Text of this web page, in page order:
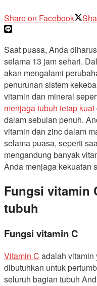
Share on Facebook
Saat puasa, Anda
selama 13 jam sehari.
akan mengalami
penurunan sistem
vitamin dan mineral
menjaga tubuh tetap kuat
dalam sebulan penuh.
vitamin dan zinc dalam
selama puasa, seperti
mengandung banyak
Anda menjaga kekuatan
Fungsi vitamin
tubuh
Fungsi vitamin C
Vitamin C adalah vitamin
dibutuhkan untuk
seluruh bagian tubuh